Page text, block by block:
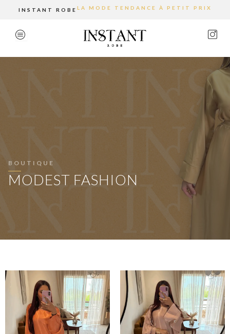
contenu
INSTANT ROBE LA MODE TENDANCE À PETIT PRIX
BOUTIQUE
MODEST FASHION